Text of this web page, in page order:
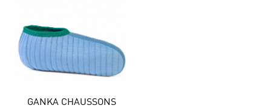
GANKA CHAUSSONS